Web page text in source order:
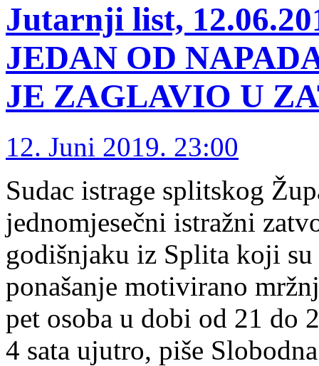
Jutarnji list,
JEDAN OD
JE ZAGLAVIO U
12. Juni 2019. 23:00
Sudac istrage splitskog
jednomjesečni istražni
godišnjaku iz Splita koji
ponašanje motivirano
pet osoba u dobi od 21 do
4 sata ujutro, piše